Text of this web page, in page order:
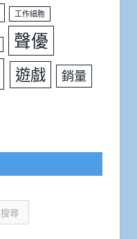
工作細胞
聲優
遊戲 銷量